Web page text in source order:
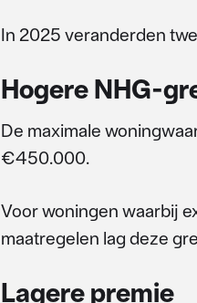
In 2025 veranderden
Hogere NHG-
De maximale
€450.000.
Voor woningen waarbij
maatregelen lag deze
Lagere premie